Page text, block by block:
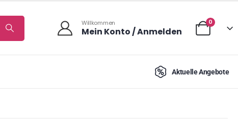
Willkommen
Mein Konto / Anmelden
0
Aktuelle Angebote